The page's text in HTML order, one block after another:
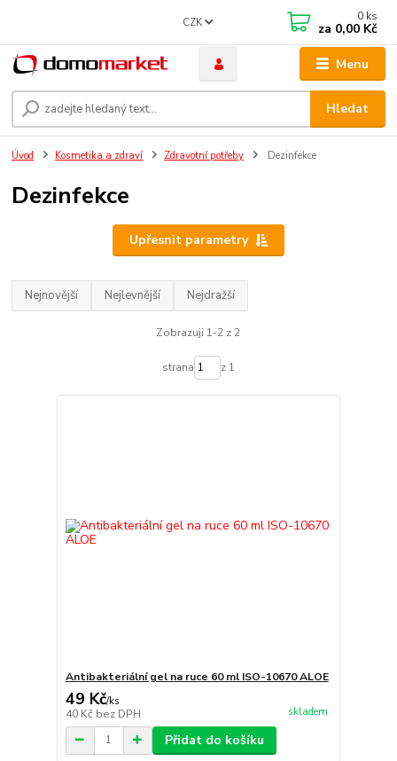
Menu
CZK
Hledat
0 ks
za 0,00 Kč
Úvod Kosmetika a zdraví Zdravotní potřeby Dezinfekce
Dezinfekce
Upřesnit parametry
Nejnovější Nejlevnější Nejdražší
Zobrazuji 1-2 z 2
strana z 1
Antibakteriální gel na ruce 60 ml ISO-10670 ALOE
49 Kč/ks
40 Kč bez DPH skladem
Přidat do košíku